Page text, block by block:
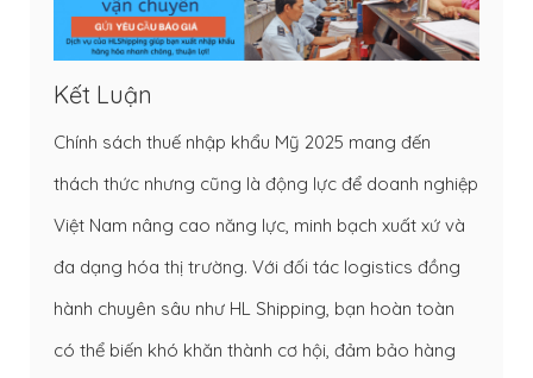
Kết Luận
Chính sách thuế nhập khẩu Mỹ 2025 mang đến
thách thức nhưng cũng là động lực để doanh nghiệp
Việt Nam nâng cao năng lực, minh bạch xuất xứ và
đa dạng hóa thị trường. Với đối tác logistics đồng
hành chuyên sâu như HL Shipping, bạn hoàn toàn
có thể biến khó khăn thành cơ hội, đảm bảo hàng